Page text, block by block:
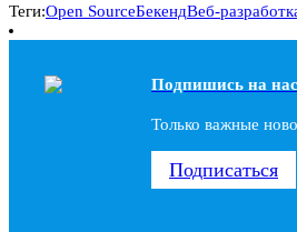
Теги:Open SourceБекендВеб-
Подпишись на
Только важные
Подписаться